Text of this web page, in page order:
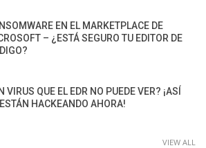
EN EL MARKETPLACE DE
– ¿ESTÁ SEGURO TU EDITOR DE
VIRUS QUE EL EDR NO PUEDE VER? ¡ASÍ
HACKEANDO AHORA!
VIEW ALL